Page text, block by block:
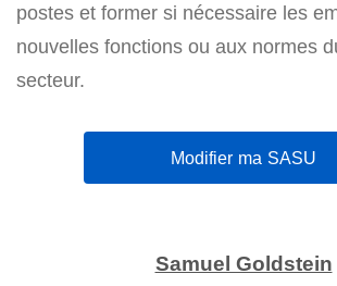
postes et former si nécessaire les
nouvelles fonctions ou aux normes
secteur.
Modifier ma SASU
Samuel Goldstein